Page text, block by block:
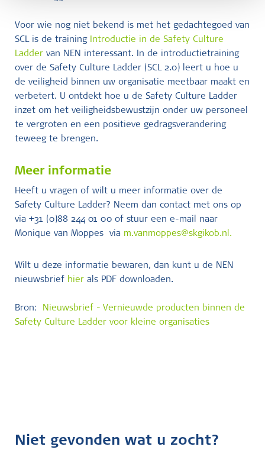
Voor wie nog niet bekend is met het gedachtegoed van
SCL is de training Introductie in de Safety Culture
Ladder van NEN interessant. In de introductietraining
over de Safety Culture Ladder (SCL 2.0) leert u hoe u
de veiligheid binnen uw organisatie meetbaar maakt en
verbetert. U ontdekt hoe u de Safety Culture Ladder
inzet om het veiligheidsbewustzijn onder uw personeel
te vergroten en een positieve gedragsverandering
teweeg te brengen.
Meer informatie
Heeft u vragen of wilt u meer informatie over de
Safety Culture Ladder? Neem dan contact met ons op
via +31 (0)88 244 01 00 of stuur een e-mail naar
Monique van Moppes via m.vanmoppes@skgikob.nl .
Wilt u deze informatie bewaren, dan kunt u de NEN
nieuwsbrief hier als PDF downloaden.
Bron:
Nieuwsbrief - Vernieuwde producten binnen de
Safety Culture Ladder voor kleine organisaties
Niet gevonden wat u zocht?